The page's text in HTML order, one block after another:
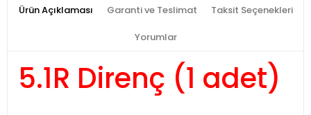
Ürün Açıklaması Garanti ve Teslimat Taksit Seçenekleri
Yorumlar
5.1R Direnç (1 adet)